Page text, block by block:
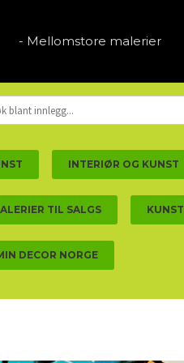
- Mellomstore malerier
INTERIØR OG KUNST
TIL SALGS KUNST
DECOR NORGE